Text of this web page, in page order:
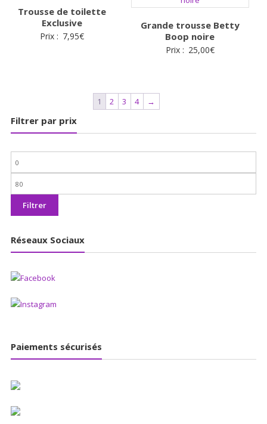
Trousse de toilette
Exclusive
Prix : 7,95€
Grande trousse Betty
Boop noire
Prix : 25,00€
1 2 3 4 →
Filtrer par prix
Prix
min
Prix
max
Filtrer
Réseaux Sociaux
Paiements sécurisés